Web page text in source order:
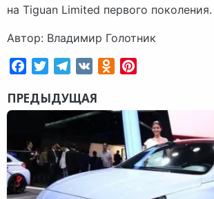
на Tiguan Limited первого поколения.
Автор: Владимир Голотник
FacebookTwitterTelegram
VK Odnoklassniki
ПРЕДЫДУЩАЯ